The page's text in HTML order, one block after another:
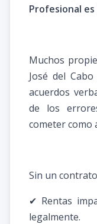
Profesional
Muchos
José del
acuerdos
de los
cometer como
Sin un
✔ Rentas
legalmente.